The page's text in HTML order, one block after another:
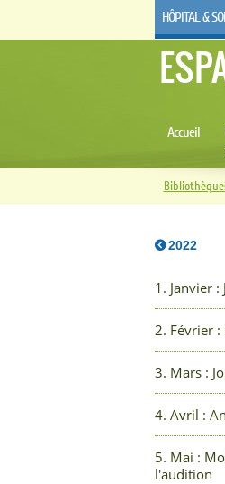
HÔPITAL &
Accueil
2022
1. Janvier
2. Février
3. Mars :
4. Avril :
5. Mai :
l'audition